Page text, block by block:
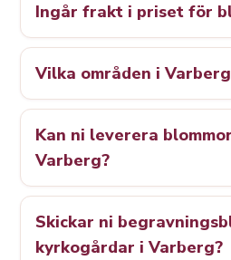
Ingår frakt i priset för
Vilka områden i
Kan ni leverera
Varberg?
Skickar ni
kyrkogårdar i Varberg?